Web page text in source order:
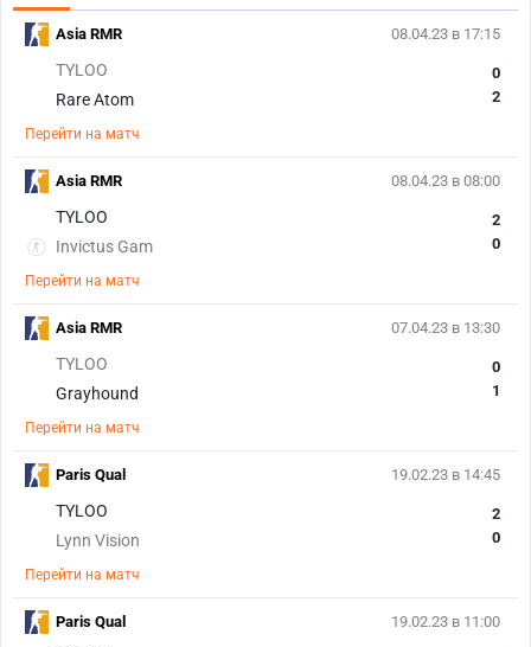
08.04.23 в 17:15
TYLOO
Rare Atom
0
2
Перейти на матч
Asia RMR
08.04.23 в 08:00
TYLOO
Invictus Gam
2
0
Перейти на матч
Asia RMR
07.04.23 в 13:30
TYLOO
Grayhound
0
1
Перейти на матч
Asia RMR
19.02.23 в 14:45
TYLOO
Lynn Vision
2
0
Перейти на матч
Paris Qual
19.02.23 в 11:00
Paris Qual